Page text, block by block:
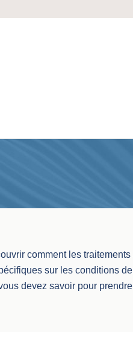
comment les
sur les conditions
devez savoir pour